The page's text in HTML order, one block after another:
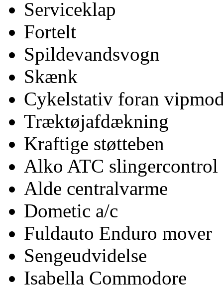
Serviceklap
Fortelt
Spildevandsvogn
Skænk
Cykelstativ foran
Træktøjafdækning
Kraftige støtteben
Alko ATC slingercontrol
Alde centralvarme
Dometic a/c
Fuldauto Enduro mover
Sengeudvidelse
Isabella Commodore